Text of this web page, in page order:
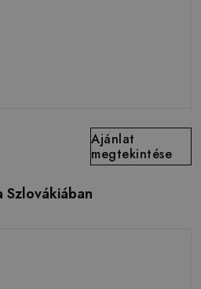
Ajánlat
megtekintése
Szlovákiában